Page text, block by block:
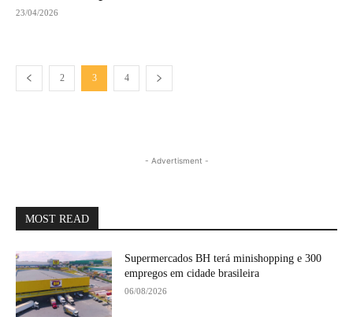
23/04/2026
2 3 4
- Advertisment -
MOST READ
Supermercados BH terá minishopping e 300
empregos em cidade brasileira
06/08/2026